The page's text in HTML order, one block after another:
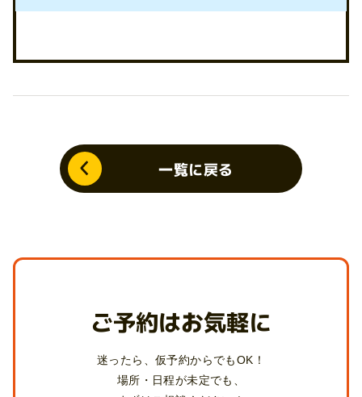
一覧に戻る
ご予約はお気軽に
迷ったら、仮予約からでもOK！
場所・日程が未定でも、